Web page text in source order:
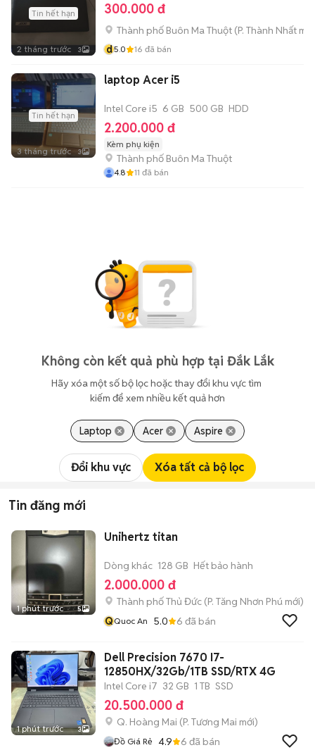
Tin hết hạn
2 tháng trước 3
300.000 đ
Thành phố Buôn Ma Thuột (P. Thành Nhất
d5.0 16 đã bán
Tin hết hạn
3 tháng trước 3
laptop Acer i5
Intel Core i5 6 GB 500 GB HDD
2.200.000 đ
Kèm phụ kiện
Thành phố Buôn Ma Thuột
4.8 11 đã bán
Không còn kết quả phù hợp tại Đắk Lắk
Hãy xóa một số bộ lọc hoặc thay đổi khu vực tìm
kiếm để xem nhiều kết quả hơn
Laptop Acer Aspire
Đổi khu vực Xóa tất cả bộ lọc
Tin đăng mới
1 phút trước 5
Unihertz titan
Dòng khác 128 GB Hết bảo hành
2.000.000 đ
Thành phố Thủ Đức (P. Tăng Nhơn Phú mới)
QQuoc An 5.0 6 đã bán
1 phút trước 3
Dell Precision 7670 I7-
12850HX/32Gb/1TB SSD/RTX 4G
Intel Core i7 32 GB 1 TB SSD
20.500.000 đ
Q. Hoàng Mai (P. Tương Mai mới)
Đồ Giá Rẻ 4.9 6 đã bán